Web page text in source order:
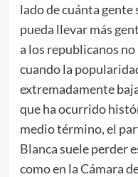
lado de cuánta
pueda llevar más
a los republicanos
cuando la
extremadamente
que ha ocurrido
medio término, el
Blancasuele perder
como en la Cámara